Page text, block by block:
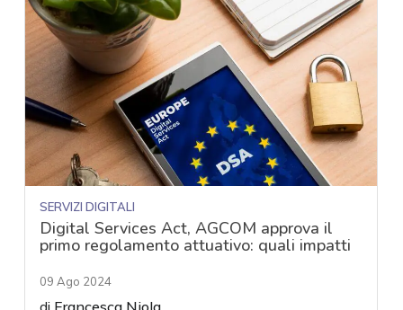
SERVIZI DIGITALI
Digital Services Act, AGCOM approva il
primo regolamento attuativo: quali impatti
09 Ago 2024